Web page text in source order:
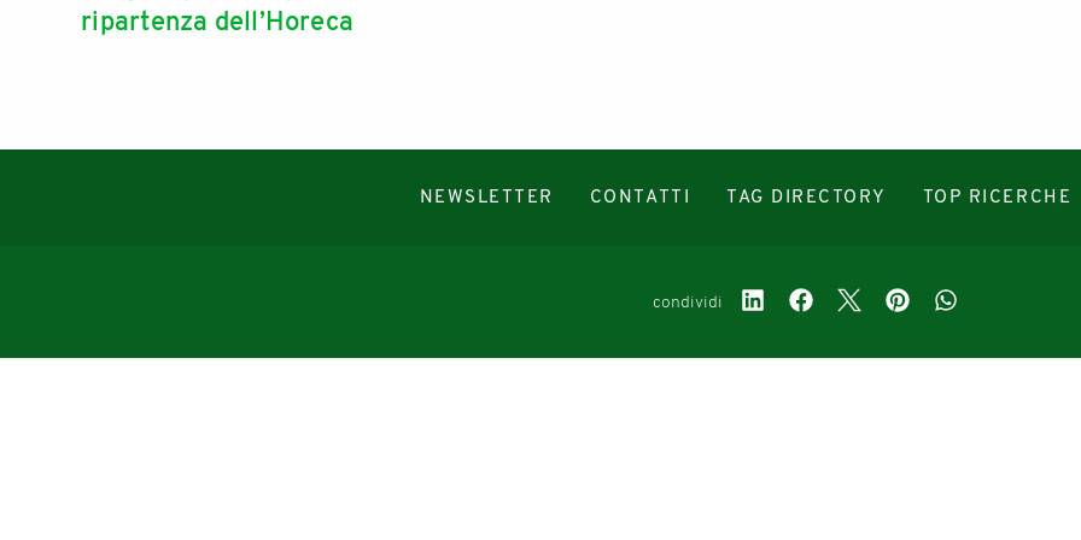
ripartenza dell’Horeca
NEWSLETTER CONTATTI TAG DIRECTORY TOP RICERCHE
condividi